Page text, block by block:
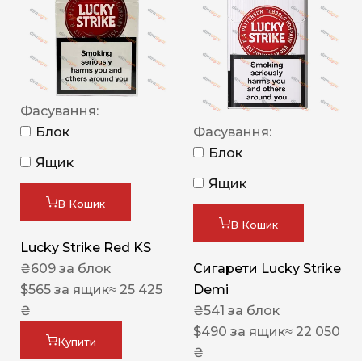
Фасування:
Блок
Ящик
В Кошик
Lucky Strike Red KS
₴609 за блок
$565 за ящик≈ 25 425
₴
Купити
Фасування:
Блок
Ящик
В Кошик
Сигарети Lucky Strike
Demi
₴541 за блок
$490 за ящик≈ 22 050
₴